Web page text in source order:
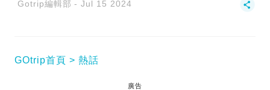
Gotrip編輯部 Jul 15 2024
GOtrip首頁 熱話
廣告